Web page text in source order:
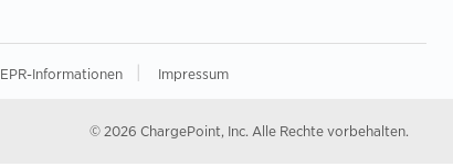
EPR-Informationen Impressum
© 2026 ChargePoint, Inc. Alle Rechte vorbehalten.